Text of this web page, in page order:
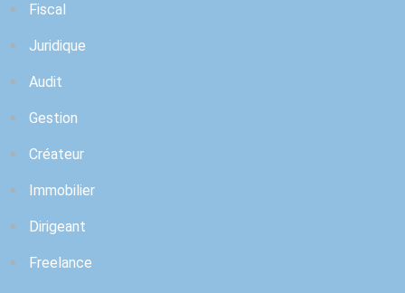
Fiscal
Juridique
Audit
Gestion
Créateur
Immobilier
Dirigeant
Freelance